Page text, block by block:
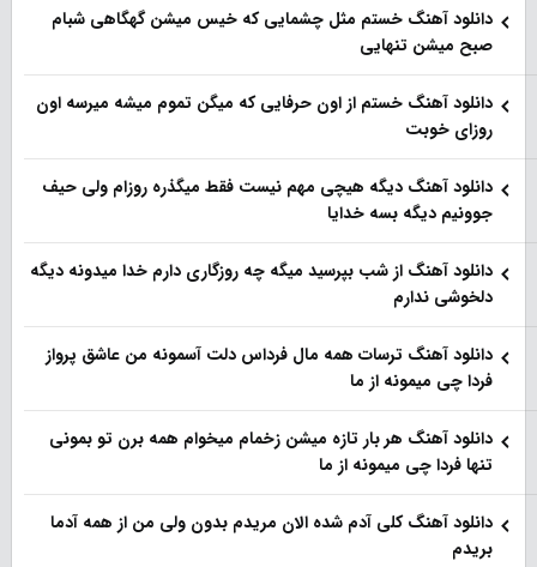
دانلود آهنگ خستم مثل چشمایی که خیس میشن گهگاهی شبام
صبح میشن تنهایی
دانلود آهنگ خستم از اون حرفایی که میگن تموم میشه میرسه اون
روزای خوبت
دانلود آهنگ دیگه هیچی مهم نیست فقط میگذره روزام ولی حیف
جوونیم دیگه بسه خدایا
دانلود آهنگ از شب بپرسید میگه چه روزگاری دارم خدا میدونه دیگه
دلخوشی ندارم
دانلود آهنگ ترسات همه مال فرداس دلت آسمونه من عاشق پرواز
فردا چی میمونه از ما
دانلود آهنگ هر بار تازه میشن زخمام میخوام همه برن تو بمونی
تنها فردا چی میمونه از ما
دانلود آهنگ کلی آدم شده الان مریدم بدون ولی من از همه آدما
بریدم